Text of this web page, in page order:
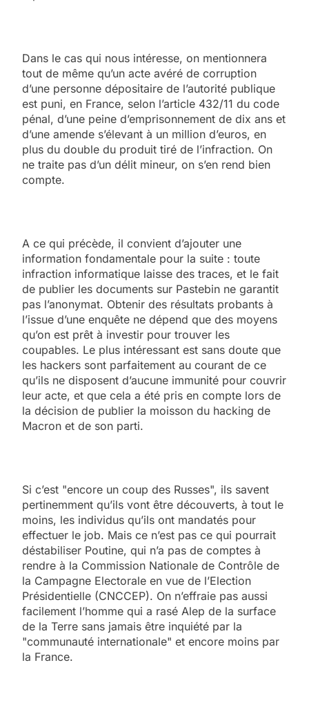
Dans le cas qui nous intéresse, on mentionnera
tout de même qu’un acte avéré de corruption
d’une personne dépositaire de l’autorité publique
est puni, en France, selon l’article 432/11 du code
pénal, d’une peine d’emprisonnement de dix ans et
d’une amende s’élevant à un million d’euros, en
plus du double du produit tiré de l’infraction. On
ne traite pas d’un délit mineur, on s’en rend bien
compte.
A ce qui précède, il convient d’ajouter une
information fondamentale pour la suite : toute
infraction informatique laisse des traces, et le fait
de publier les documents sur Pastebin ne garantit
pas l’anonymat. Obtenir des résultats probants à
l’issue d’une enquête ne dépend que des moyens
qu’on est prêt à investir pour trouver les
coupables. Le plus intéressant est sans doute que
les hackers sont parfaitement au courant de ce
qu’ils ne disposent d’aucune immunité pour couvrir
leur acte, et que cela a été pris en compte lors de
la décision de publier la moisson du hacking de
Macron et de son parti.
Si c’est "encore un coup des Russes", ils savent
pertinemment qu’ils vont être découverts, à tout le
moins, les individus qu’ils ont mandatés pour
effectuer le job. Mais ce n’est pas ce qui pourrait
déstabiliser Poutine, qui n’a pas de comptes à
rendre à la Commission Nationale de Contrôle de
la Campagne Electorale en vue de l’Election
Présidentielle (CNCCEP). On n’effraie pas aussi
facilement l’homme qui a rasé Alep de la surface
de la Terre sans jamais être inquiété par la
"communauté internationale" et encore moins par
la France.